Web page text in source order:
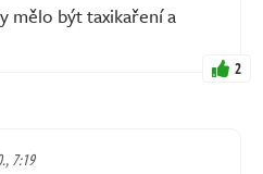
mělo být taxikaření a
2
7:19